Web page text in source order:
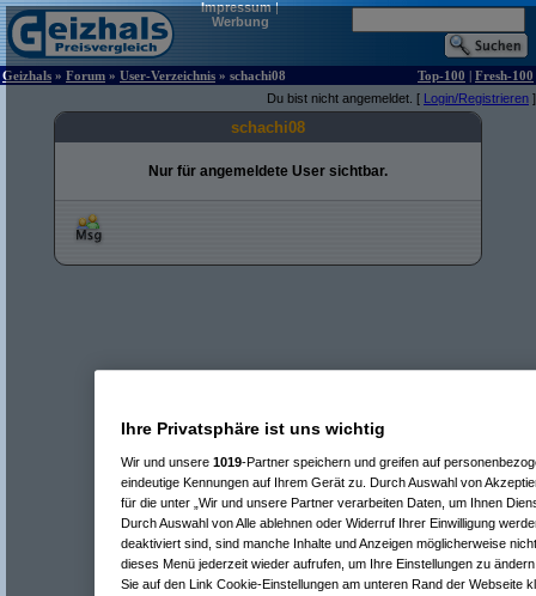
Impressum|
Werbung
Geizhals » Forum » User-Verzeichnis » schachi08 Top-100 | Fresh-100
Du bist nicht angemeldet. [ Login/Registrieren ]
schachi08
Nur für angemeldete User sichtbar.
Ihre Privatsphäre ist uns wichtig
Wir und unsere 1019-Partner speichern und greifen auf
eindeutige Kennungen auf Ihrem Gerät zu. Durch Auswahl von
für die unter „Wir und unsere Partner verarbeiten Daten, um Ihnen
Durch Auswahl von Alle ablehnen oder Widerruf Ihrer Einwilligung
deaktiviert sind, sind manche Inhalte und Anzeigen möglicherweise
dieses Menü jederzeit wieder aufrufen, um Ihre Einstellungen zu
Sie auf den Link Cookie-Einstellungen am unteren Rand der Webseite